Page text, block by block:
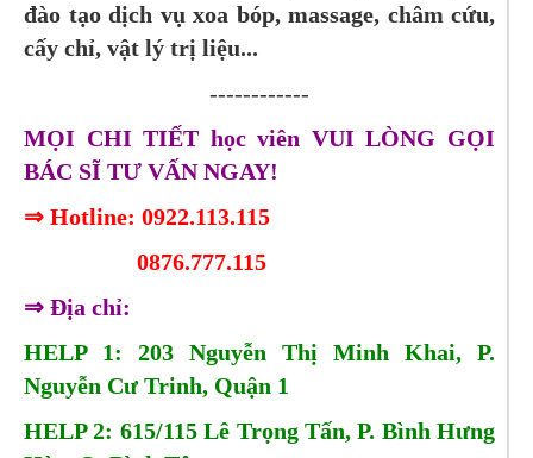
đào tạo dịch vụ xoa bóp, massage, châm cứu,
cấy chỉ, vật lý trị liệu...
------------
MỌI CHI TIẾT học viên VUI LÒNG GỌI
BÁC SĨ TƯ VẤN NGAY!
⇒ Hotline: 0922.113.115
0876.777.115
⇒ Địa chỉ:
HELP 1: 203 Nguyễn Thị Minh Khai, P.
Nguyễn Cư Trinh, Quận 1
HELP 2: 615/115 Lê Trọng Tấn, P. Bình Hưng